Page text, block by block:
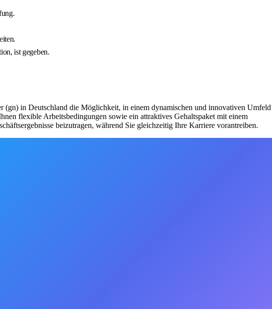
ist gegeben.
(gn) in Deutschland die Möglichkeit, in einem dynamischen und innovativen Umfeld
flexible Arbeitsbedingungen sowie ein attraktives Gehaltspaket mit einem
beizutragen, während Sie gleichzeitig Ihre Karriere vorantreiben.